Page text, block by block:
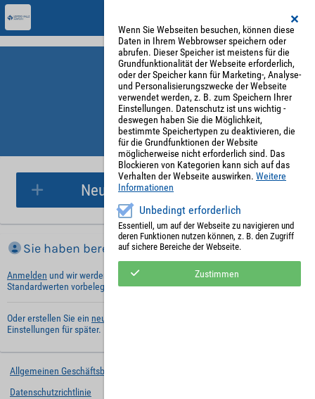
Parkplatzreservierung
Sie haben bereits ein Konto?
Anmelden und wir werden die notwendigen Informationen mit Ihren
Standardwerten vorbelegen.
Oder erstellen Sie ein neues Benutzerkonto
Einstellungen für später.
Neue Parkplatzreservierung
Allgemeinen Geschäftsbedingungen
Datenschutzrichtlinie
Wenn Sie Webseiten besuchen, können diese
Daten in Ihrem Webbrowser speichern oder
abrufen. Dieser Speicher ist meistens für die
Grundfunktionalität der Webseite erforderlich,
oder der Speicher kann für Marketing-, Analyse-
und Personalisierungszwecke der Webseite
verwendet werden, z. B. zum Speichern Ihrer
Einstellungen. Datenschutz ist uns wichtig -
deswegen haben Sie die Möglichkeit,
bestimmte Speichertypen zu deaktivieren, die
für die Grundfunktionen der Website
möglicherweise nicht erforderlich sind. Das
Blockieren von Kategorien kann sich auf das
Verhalten der Webseite auswirken. Weitere
Informationen
Unbedingt erforderlich
Essentiell, um auf der Webseite zu navigieren und
deren Funktionen nutzen können, z. B. den Zugriff
auf sichere Bereiche der Webseite.
Zustimmen